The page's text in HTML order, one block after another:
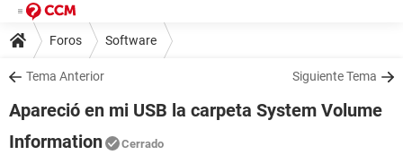
Foros Software
Tema Anterior Siguiente Tema
Apareció en mi USB la carpeta System Volume
Information
Cerrado